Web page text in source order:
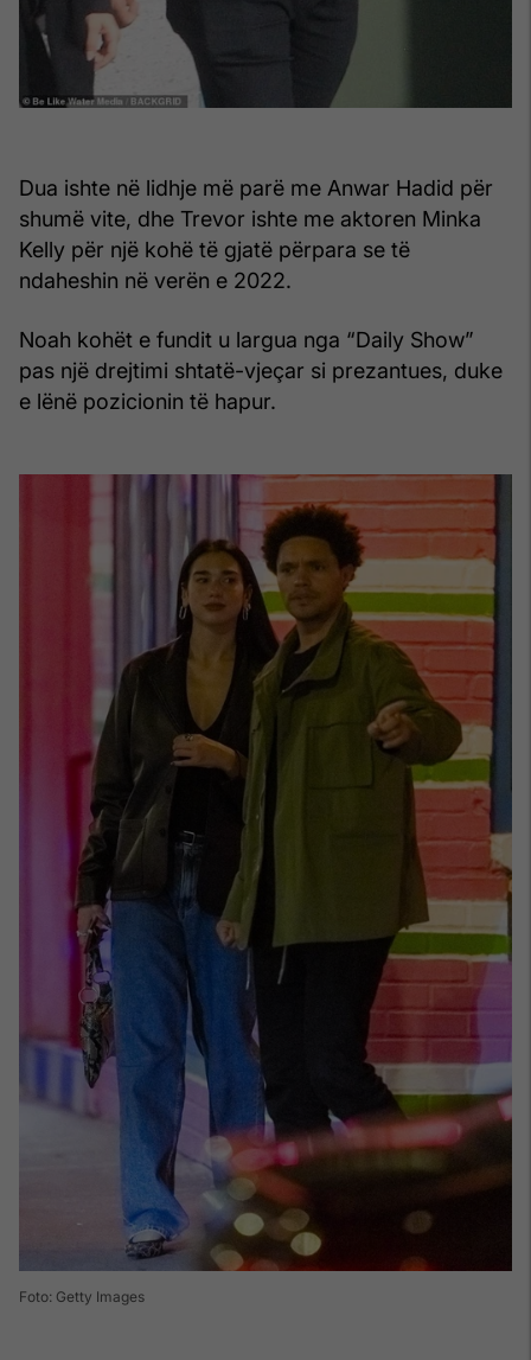
Dua ishte në lidhje më parë me Anwar Hadid për
shumë vite, dhe Trevor ishte me aktoren Minka
Kelly për një kohë të gjatë përpara se të
ndaheshin në verën e 2022.
Noah kohët e fundit u largua nga “Daily Show”
pas një drejtimi shtatë-vjeçar si prezantues, duke
e lënë pozicionin të hapur.
Foto: Getty Images